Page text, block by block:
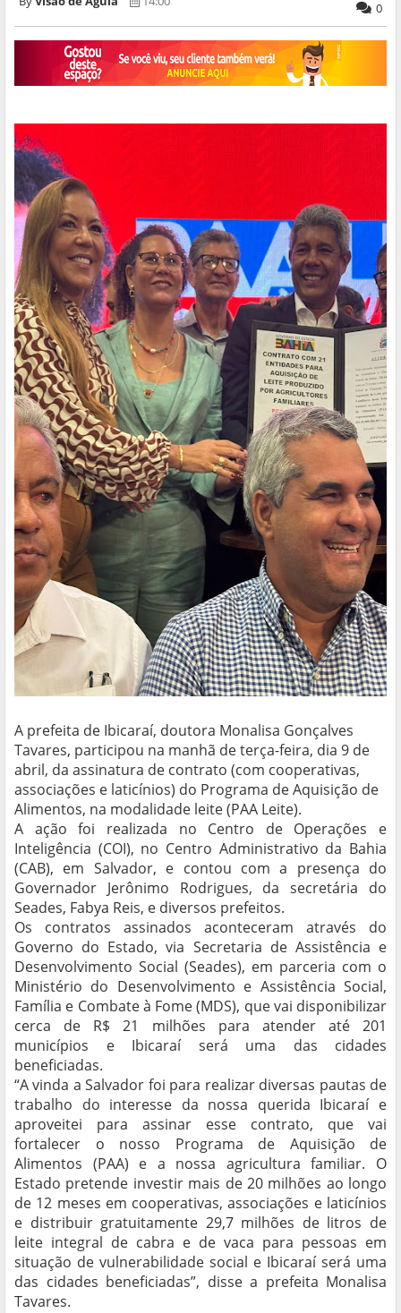
0
A prefeita de Ibicaraí, doutora Monalisa Gonçalves
Tavares, participou na manhã de terça-feira, dia 9 de
abril, da assinatura de contrato (com cooperativas,
associações e laticínios) do Programa de Aquisição de
Alimentos, na modalidade leite (PAA Leite).
A ação foi realizada no Centro de Operações e
Inteligência (COI), no Centro Administrativo da Bahia
(CAB), em Salvador, e contou com a presença do
Governador Jerônimo Rodrigues, da secretária do
Seades, Fabya Reis, e diversos prefeitos.
Os contratos assinados aconteceram através do
Governo do Estado, via Secretaria de Assistência e
Desenvolvimento Social (Seades), em parceria com o
Ministério do Desenvolvimento e Assistência Social,
Família e Combate à Fome (MDS), que vai disponibilizar
cerca de R$ 21 milhões para atender até 201
municípios e Ibicaraí será uma das cidades
beneficiadas.
“A vinda a Salvador foi para realizar diversas pautas de
trabalho do interesse da nossa querida Ibicaraí e
aproveitei para assinar esse contrato, que vai
fortalecer o nosso Programa de Aquisição de
Alimentos (PAA) e a nossa agricultura familiar. O
Estado pretende investir mais de 20 milhões ao longo
de 12 meses em cooperativas, associações e laticínios
e distribuir gratuitamente 29,7 milhões de litros de
leite integral de cabra e de vaca para pessoas em
situação de vulnerabilidade social e Ibicaraí será uma
das cidades beneficiadas”, disse a prefeita Monalisa
Tavares.